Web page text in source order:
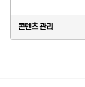
콘텐츠 관리